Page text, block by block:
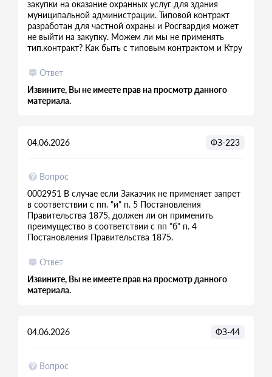
закупки на оказание охранных услуг для здания
муниципальной администрации. Типовой контракт
разработан для частной охраны и Росгвардия может
не выйти на закупку. Можем ли мы не применять
тип.контракт? Как быть с типовым контрактом и Ктру
Ответ
Извините, Вы не имеете прав на просмотр данного
материала.
Вопрос
0002951 В случае если Заказчик не применяет запрет
в соответствии с пп. "и" п. 5 Постановления
Правительства 1875, должен ли он применить
преимущество в соответствии с пп "б" п. 4
Постановления Правительства 1875.
Ответ
Извините, Вы не имеете прав на просмотр данного
материала.
04.06.2026 ФЗ-223
Вопрос
04.06.2026 ФЗ-44